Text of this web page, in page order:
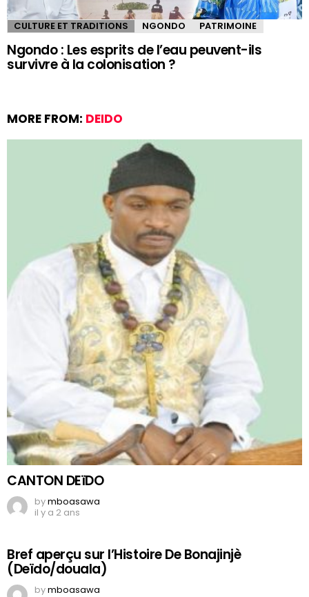
CULTURE ET TRADITIONS NGONDO PATRIMOINE
Ngondo : Les esprits de l’eau peuvent-ils
survivre à la colonisation ?
MORE FROM: DEIDO
CANTON DEïDO
bymboasawa
il y a 2 ans
Bref aperçu sur l’Histoire De Bonajinjè
(Deïdo/douala)
bymboasawa